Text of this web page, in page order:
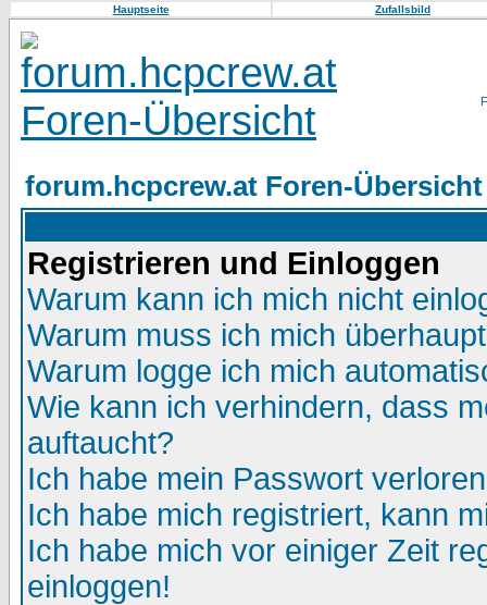
Hauptseite Zufallsbild
forum.hcpcrew.at Foren-Übersicht
Registrieren und Einloggen
Warum kann ich mich nicht
Warum muss ich mich
Warum logge ich mich
Wie kann ich verhindern, dass
auftaucht?
Ich habe mein Passwort
Ich habe mich registriert, kann
Ich habe mich vor einiger Zeit
einloggen!